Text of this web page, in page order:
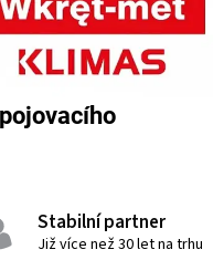
Stabilní partner
Již více než 30 let na trhu